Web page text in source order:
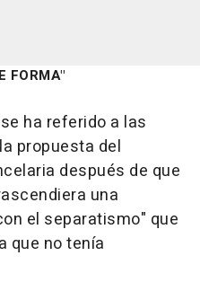
FORMA"
ha referido a las
propuesta del
después de que
una
el separatismo" que
que no tenía